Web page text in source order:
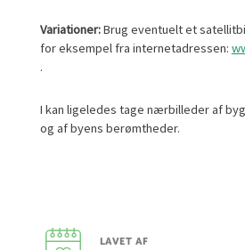
Variationer:Brug eventuelt et
for eksempel fra internetadressen:
.
I kan ligeledes tage nærbilleder af
og af byens berømtheder.
LAVET AF